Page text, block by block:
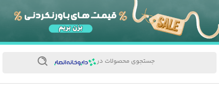
جستجوی محصولات در